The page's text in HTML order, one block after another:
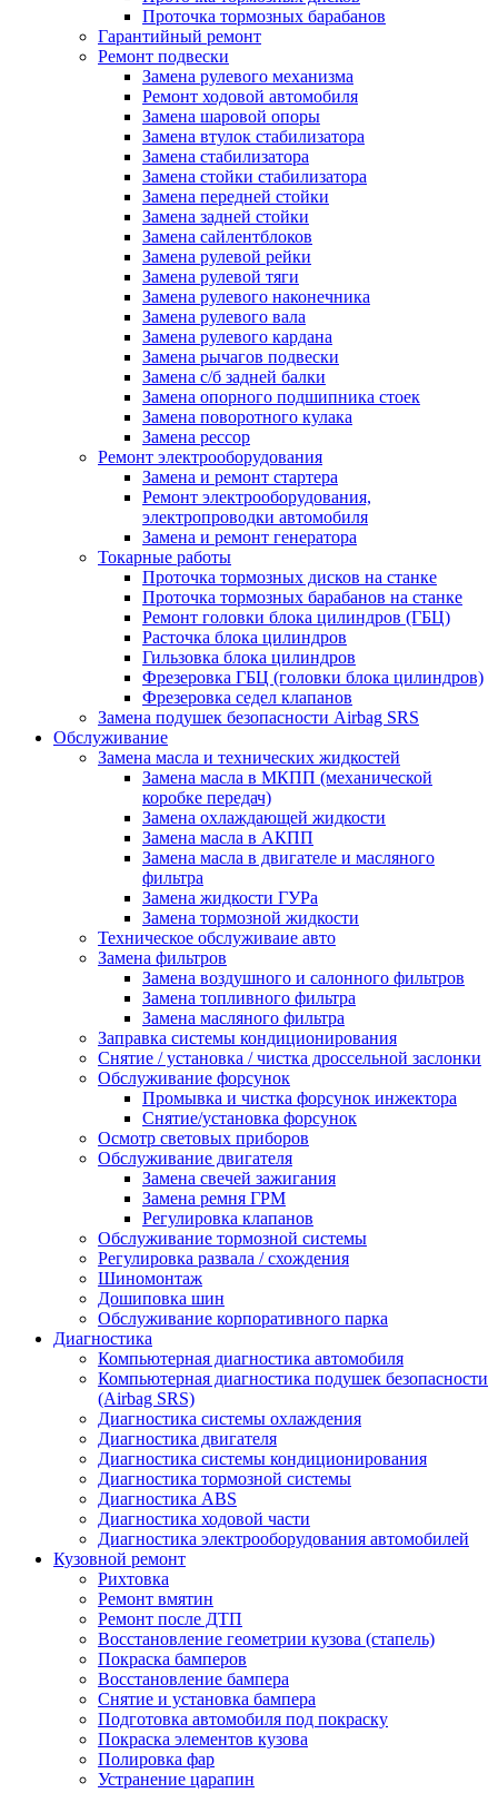
Проточка тормозных барабанов
Гарантийный ремонт
Ремонт подвески
Замена рулевого механизма
Ремонт ходовой автомобиля
Замена шаровой опоры
Замена втулок стабилизатора
Замена стабилизатора
Замена стойки стабилизатора
Замена передней стойки
Замена задней стойки
Замена сайлентблоков
Замена рулевой рейки
Замена рулевой тяги
Замена рулевого наконечника
Замена рулевого вала
Замена рулевого кардана
Замена рычагов подвески
Замена с/б задней балки
Замена опорного подшипника стоек
Замена поворотного кулака
Замена рессор
Ремонт электрооборудования
Замена и ремонт стартера
Ремонт электрооборудования,
электропроводки автомобиля
Замена и ремонт генератора
Токарные работы
Проточка тормозных дисков на станке
Проточка тормозных барабанов на станке
Ремонт головки блока цилиндров (ГБЦ)
Расточка блока цилиндров
Гильзовка блока цилиндров
Фрезеровка ГБЦ (головки блока цилиндров)
Фрезеровка седел клапанов
Замена подушек безопасности Airbag SRS
Обслуживание
Замена масла и технических жидкостей
Замена масла в МКПП (механической
коробке передач)
Замена охлаждающей жидкости
Замена масла в АКПП
Замена масла в двигателе и масляного
фильтра
Замена жидкости ГУРа
Замена тормозной жидкости
Техническое обслуживаие авто
Замена фильтров
Замена воздушного и салонного фильтров
Замена топливного фильтра
Замена масляного фильтра
Заправка системы кондиционирования
Снятие / установка / чистка дроссельной заслонки
Обслуживание форсунок
Промывка и чистка форсунок инжектора
Снятие/установка форсунок
Осмотр световых приборов
Обслуживание двигателя
Замена свечей зажигания
Замена ремня ГРМ
Регулировка клапанов
Обслуживание тормозной системы
Регулировка развала / схождения
Шиномонтаж
Дошиповка шин
Обслуживание корпоративного парка
Диагностика
Компьютерная диагностика автомобиля
Компьютерная диагностика подушек безопасности
(Airbag SRS)
Диагностика системы охлаждения
Диагностика двигателя
Диагностика системы кондиционирования
Диагностика тормозной системы
Диагностика ABS
Диагностика ходовой части
Диагностика электрооборудования автомобилей
Кузовной ремонт
Рихтовка
Ремонт вмятин
Ремонт после ДТП
Восстановление геометрии кузова (стапель)
Покраска бамперов
Восстановление бампера
Снятие и установка бампера
Подготовка автомобиля под покраску
Покраска элементов кузова
Полировка фар
Устранение царапин